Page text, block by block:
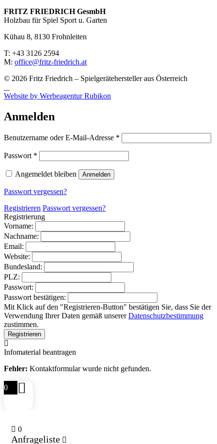
FRITZ FRIED­RICH GesmbH
Holzbau für Spiel Sport u. Garten
Kühau 8, 8130 Frohn­leiten
T: +43 3126 2594
M: office@fritz-fried­rich.at
© 2026 Fritz Friedrich – Spielgerätehersteller aus Österreich
Website by Werbeagentur Rubikon
Anmelden
Benutzername oder E-Mail-Adresse *
Passwort *
Angemeldet bleiben Anmelden
Passwort vergessen?
Registrieren Passwort vergessen?
Registrierung
Vorname:
Nachname:
Email:
Website:
Bundesland:
PLZ:
Passwort:
Passwort bestätigen:
Mit Klick auf den "Registrieren-Button" bestätigen Sie, dass Sie der
Verwendung Ihrer Daten gemäß unsererDatenschutzbestimmung
zustimmen.
Infomaterial beantragen
Fehler: Kontaktformular wurde nicht gefunden.
0
0
Anfrageliste